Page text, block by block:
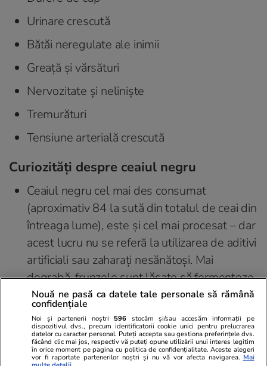
Urinare crescută
Bătăi neregulate ale inimii
Greață și vărsături
Nervozitate și neliniște
Tremurături
Tensiune arterială crescută
Curiozități despre ceaiul negru
Ceaiul negru cel mai des consumat
(aproximativ 84 la sută din totalul de ceai din
întreaga lume), este și cel mai procesat – dar
acest lucru nu se referă la utilizarea de aditivi
artificiali sau zaharați nesănătoși. Mai
degrabă, frunzele sunt lăsate să fermenteze
până devin negre, apoi se usucă și se
ambalează.
În timpul oxidării, oxigenul interacționează cu
pereții celulari ai plantei de ceai pentru a
Nouă ne pasă ca datele tale personale să rămână
confidențiale
Noi și partenerii noștri 596 stocăm și/sau accesăm informații pe
dispozitivul dvs., precum identificatorii cookie unici pentru prelucrarea
datelor cu caracter personal. Puteți accepta sau gestiona preferințele dvs.
făcând clic mai jos, respectiv vă puteți opune utilizării unui interes legitim
în orice moment pe pagina cu politica de confidențialitate. Aceste alegeri
vor fi raportate partenerilor noștri și nu vă vor afecta navigarea. Mai